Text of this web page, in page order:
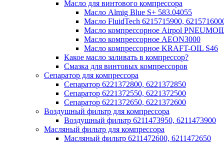
Масло для винтового компрессора
Масло Almig Blue S+ 583.04055
Масло FluidTech 6215715900,
Масло компрессорное Airpol
Масло компрессорное AEON3000
Масло компрессорное KRAFT-OIL S46
Какое масло заливать в компрессор?
Смазка для винтовых компрессоров
Сепаратор для компрессора
Сепаратор 6221372800, 6221372850
Сепаратор 6221372550, 6221372500
Сепаратор 6221372650, 6221372600
Воздушный фильтр для компрессора
Воздушный фильтр 6211473950, 6211473900
Масляный фильтр для компрессора
Масляный фильтр 6211472600, 6211472650